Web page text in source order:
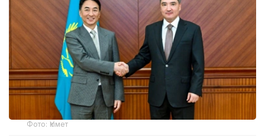
Фото: Үкімет